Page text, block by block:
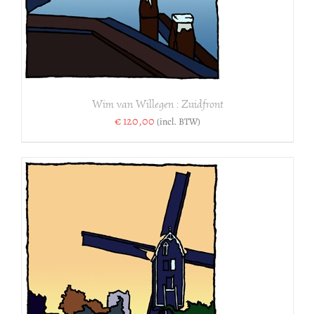
Wim van Willegen : Zuidfront
€120,00 (incl. BTW)